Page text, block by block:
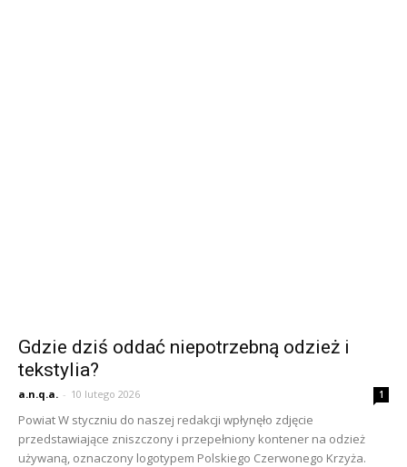
Gdzie dziś oddać niepotrzebną odzież i
tekstylia?
a.n.q.a. - 10 lutego 2026 1
Powiat W styczniu do naszej redakcji wpłynęło zdjęcie
przedstawiające zniszczony i przepełniony kontener na odzież
używaną, oznaczony logotypem Polskiego Czerwonego Krzyża.